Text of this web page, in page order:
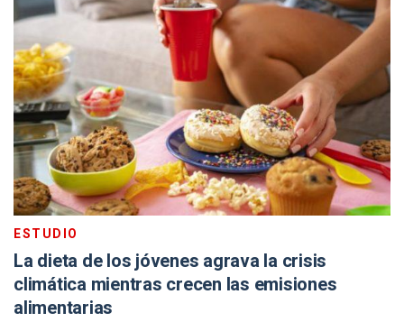
ESTUDIO
La dieta de los jóvenes agrava la crisis
climática mientras crecen las emisiones
alimentarias